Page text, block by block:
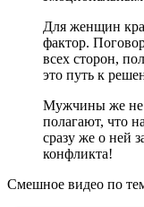
Для женщин
фактор.
всех сторон,
это путь к
Мужчины же не
полагают, что
сразу же о ней
конфликта!
Смешное видео по